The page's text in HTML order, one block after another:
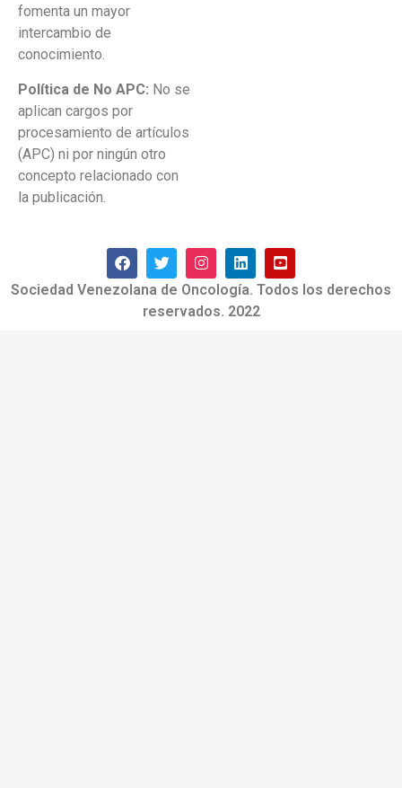
fomenta un mayor
intercambio de
conocimiento.
Política de No APC: No se
aplican cargos por
procesamiento de artículos
(APC) ni por ningún otro
concepto relacionado con
la publicación.
Sociedad Venezolana de Oncología. Todos los derechos
reservados. 2022